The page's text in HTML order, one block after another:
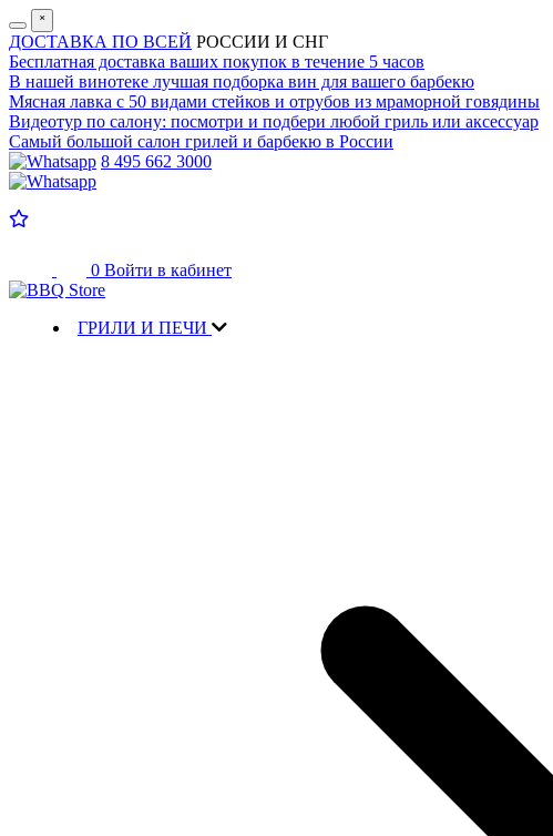
˟
ДОСТАВКА ПО ВСЕЙ РОССИИ И СНГ
Бесплатная доставка ваших покупок в течение 5 часов
В нашей винотеке лучшая подборка вин для вашего барбекю
Мясная лавка с 50 видами стейков и отрубов из мраморной говядины
Видеотур по салону: посмотри и подбери любой гриль или аксессуар
Самый большой салон грилей и барбекю в России
8 495 662 3000
0 Войти в кабинет
ГРИЛИ И ПЕЧИ